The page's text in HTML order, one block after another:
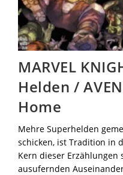
MARVEL
Helden /
Home
Mehre Superhelden
schicken, ist Tradition in
Kern dieser
ausufernden